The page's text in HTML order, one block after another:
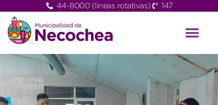
44-8000 (lineas rotativas) 147